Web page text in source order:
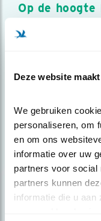
Deze website
We gebruiken
personaliseren, om
en om ons
informatie over uw
partners voor social
partners kunnen
informatie die u aan
Op de
Meld je aan en
over vogels en